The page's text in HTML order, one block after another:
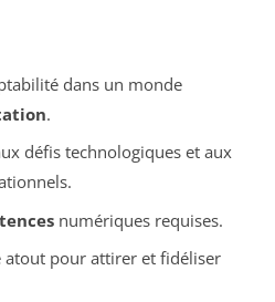
dans un monde
.
défis technologiques et aux
numériques requises.
pour attirer et fidéliser